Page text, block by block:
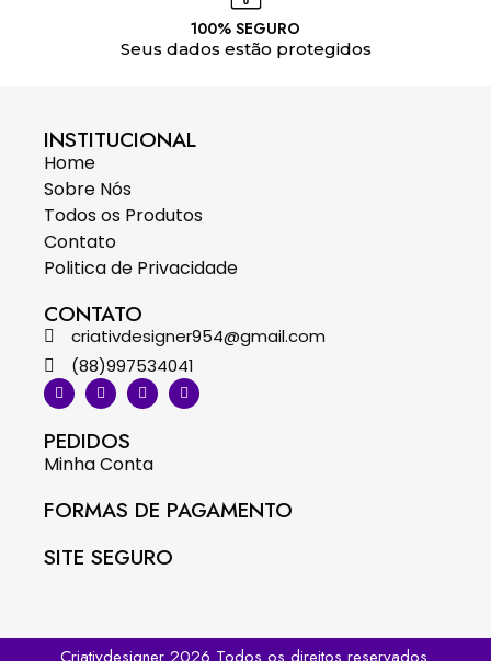
100% SEGURO
Seus dados estão protegidos
INSTITUCIONAL
Home
Sobre Nós
Todos os Produtos
Contato
Politica de Privacidade
CONTATO
criativdesigner954@gmail.com
(88)997534041
PEDIDOS
Minha Conta
FORMAS DE PAGAMENTO
SITE SEGURO